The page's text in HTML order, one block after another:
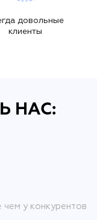
довольные
клиенты
НАС:
у конкурентов